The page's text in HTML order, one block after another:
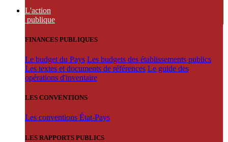
L'action
publique
FINANCES PUBLIQUES
Le budget du Pays Les budgets des établissements publics
Les textes et documents de références Le guide des
opérations d'inventaire
LES CONVENTIONS
Les conventions État-Pays
LES RAPPORTS PUBLICS